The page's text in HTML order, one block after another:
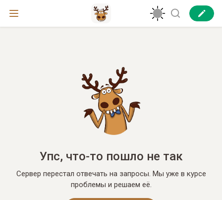
Упс, что-то пошло не так
Сервер перестал отвечать на запросы. Мы уже в курсе
проблемы и решаем её.